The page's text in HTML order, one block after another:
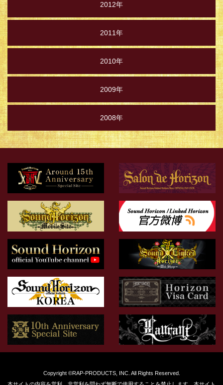
2012年
2011年
2010年
2009年
2008年
Copyright ©RAP-PRODUCTS, INC. All Rights Reserved.